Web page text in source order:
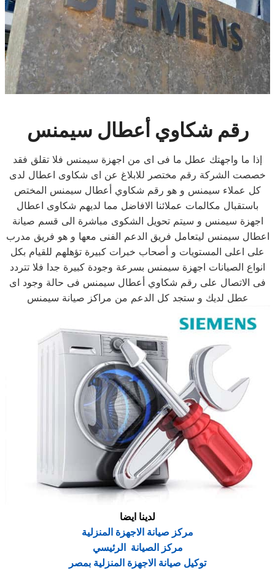
رقم شكاوي أعطال سيمنس
إذا ما واجهتك عطل ما فى اى من اجهزة سيمنس فلا تقلق فقد
خصصت الشركة رقم مختصر للابلاغ عن اى شكاوى اعطال لدى
كل عملاء سيمنس و هو رقم شكاوي أعطال سيمنس المختص
باستقبال مكالمات عملائنا الافاضل مما لديهم شكاوى اعطال
اجهزة سيمنس و سيتم تحويل الشكوى مباشرة الى قسم صيانة
اعطال سيمنس ليتعامل فريق الدعم الفنى معها و هو فريق مدرب
على اعلى المستويات و أصحاب خبرات كبيرة تؤهلهم للقيام بكل
انواع الصيانات اجهزة سيمنس بسرعة وجودة كبيرة جدا فلا تتردد
فى الاتصال على رقم شكاوي أعطال سيمنس فى حالة وجود اى
عطل لديك و ستجد كل الدعم من مراكز صيانة سيمنس
لدينا ايضا
مركز صيانة الاجهزة المنزلية
مركز الصيانة الرئيسي
توكيل صيانة الاجهزة المنزلية بمصر